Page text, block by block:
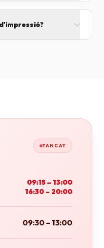
TANCAT
09:15 – 13:00
16:30 – 20:00
09:30 – 13:00